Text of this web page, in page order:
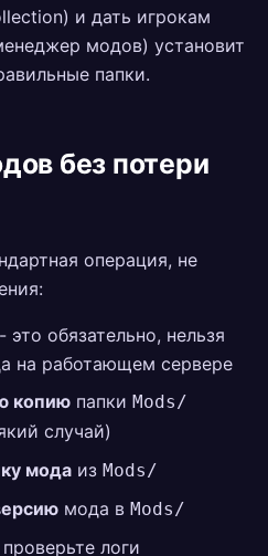
и дать игрокам
модов) установит
папки.
без потери
операция, не
- это обязательно, нельзя
на работающем сервере
копию папки Mods/
случай)
мода из Mods/
мода в Mods/
логи